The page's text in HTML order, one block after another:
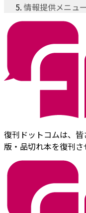
情報提供メニュー
復刊ドットコムは、
版・品切れ本を復刊さ